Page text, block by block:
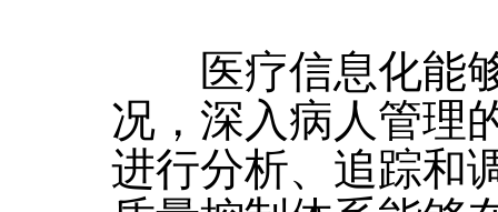
医疗信息化能够
况，深入病人管理
进行分析、追踪和